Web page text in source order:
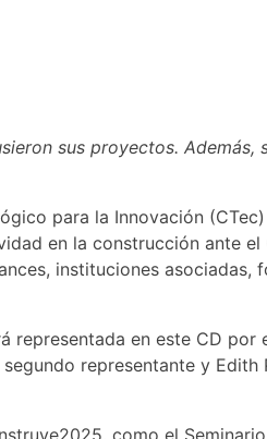
sus proyectos. Además,
para la Innovación (CTec)
en la construcción ante el
instituciones asociadas,
representada en este CD por
representante y Edith
como el Seminario